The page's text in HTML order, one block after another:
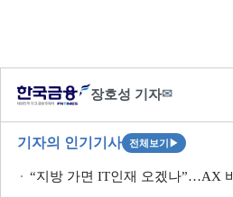
장호성 기자✉
기자의 인기기사 전체보기 ▶
“지방 가면 IT인재 오겠나”…AX